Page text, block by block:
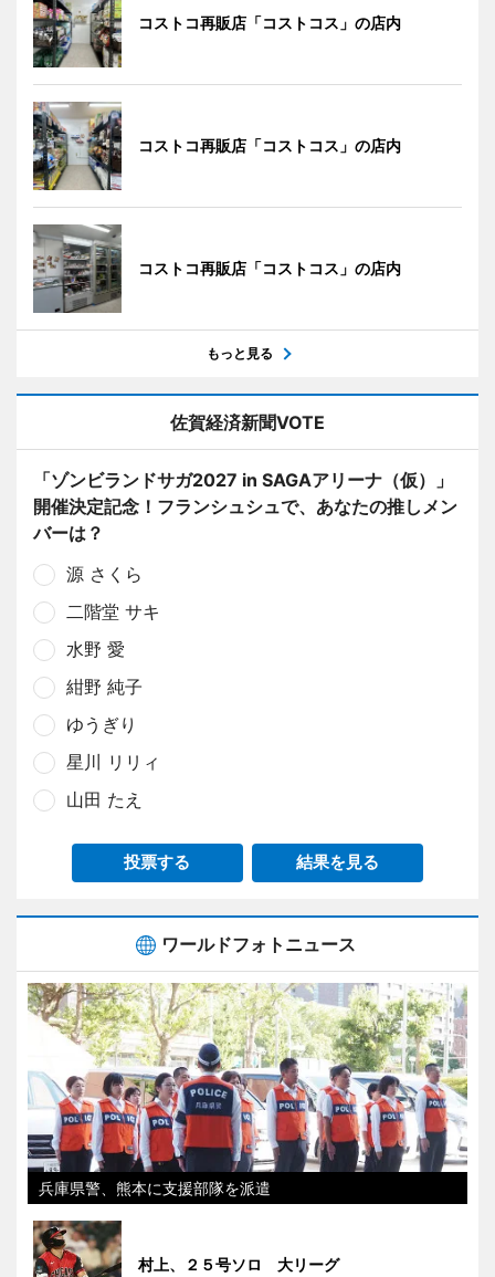
コストコ再販店「コストコス」の店内
コストコ再販店「コストコス」の店内
コストコ再販店「コストコス」の店内
もっと見る
佐賀経済新聞VOTE
「ゾンビランドサガ2027 in SAGAアリーナ（仮）」
開催決定記念！フランシュシュで、あなたの推しメン
バーは？
源 さくら
二階堂 サキ
水野 愛
紺野 純子
ゆうぎり
星川 リリィ
山田 たえ
投票する 結果を見る
ワールドフォトニュース
兵庫県警、熊本に支援部隊を派遣
村上、２５号ソロ 大リーグ